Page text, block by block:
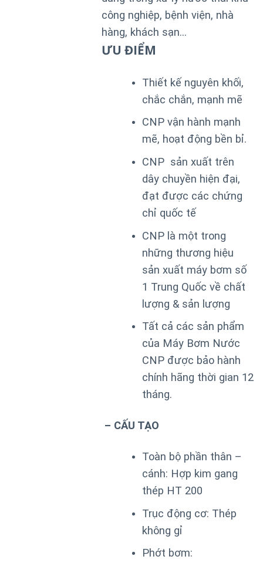
công nghiệp, bệnh viện, nhà
hàng, khách sạn…
ƯU ĐIỂM
Thiết kế nguyên khối,
chắc chắn, mạnh mẽ
CNP vận hành mạnh
mẽ, hoạt động bền bỉ.
CNP sản xuất trên
dây chuyền hiện đại,
đạt được các chứng
chỉ quốc tế
CNP là một trong
những thương hiệu
sản xuất máy bơm số
1 Trung Quốc về chất
lượng & sản lượng
Tất cả các sản phẩm
của Máy Bơm Nước
CNP được bảo hành
chính hãng thời gian 12
tháng.
– CẤU TẠO
Toàn bộ phần thân –
cánh: Hợp kim gang
thép HT 200
Trục động cơ: Thép
không gỉ
Phớt bơm: